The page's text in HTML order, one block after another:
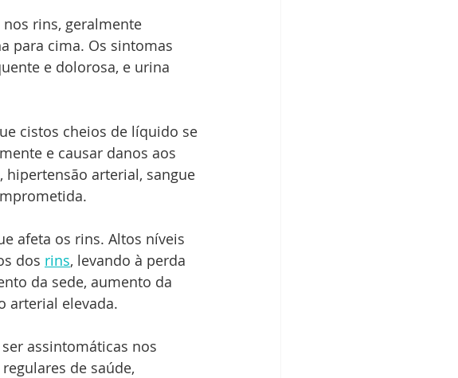
rins, geralmente
para cima. Os sintomas
e dolorosa, e urina
cistos cheios de líquido se
e causar danos aos
arterial, sangue
afeta os rins. Altos níveis
dos rins, levando à perda
da sede, aumento da
arterial elevada.
assintomáticas nos
de saúde,